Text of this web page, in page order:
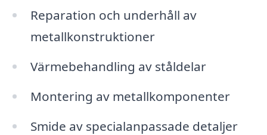
Reparation och underhåll av
metallkonstruktioner
Värmebehandling av ståldelar
Montering av metallkomponenter
Smide av specialanpassade detaljer